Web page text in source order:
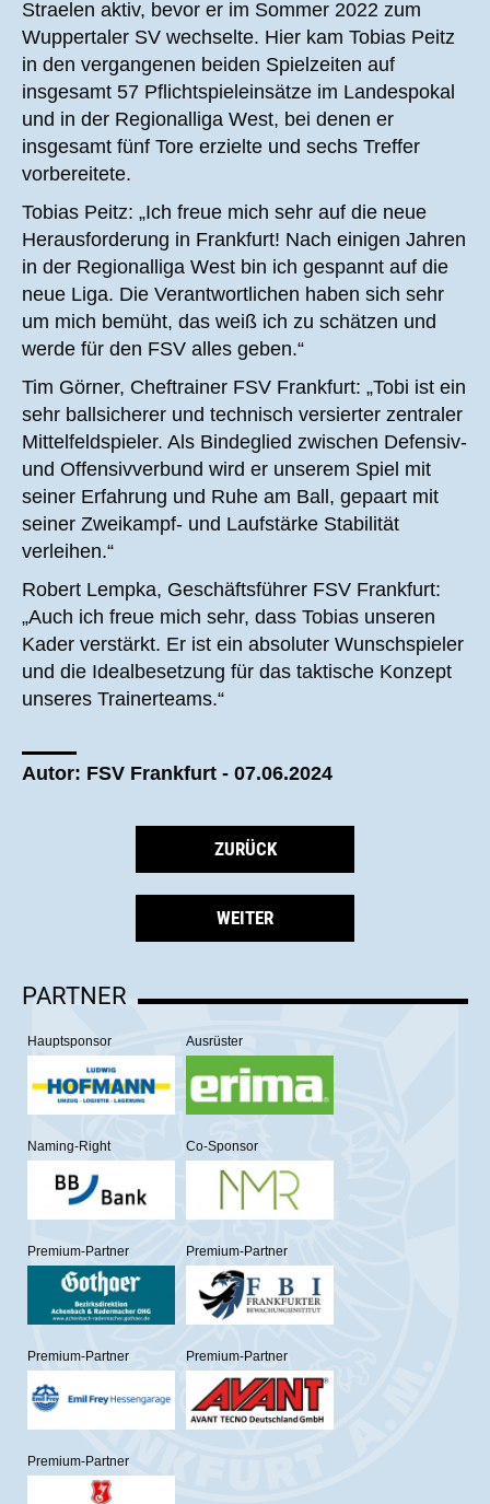
Straelen aktiv, bevor er im Sommer 2022 zum
Wuppertaler SV wechselte. Hier kam Tobias Peitz
in den vergangenen beiden Spielzeiten auf
insgesamt 57 Pflichtspieleinsätze im Landespokal
und in der Regionalliga West, bei denen er
insgesamt fünf Tore erzielte und sechs Treffer
vorbereitete.
Tobias Peitz: „Ich freue mich sehr auf die neue
Herausforderung in Frankfurt! Nach einigen Jahren
in der Regionalliga West bin ich gespannt auf die
neue Liga. Die Verantwortlichen haben sich sehr
um mich bemüht, das weiß ich zu schätzen und
werde für den FSV alles geben.“
Tim Görner, Cheftrainer FSV Frankfurt: „Tobi ist ein
sehr ballsicherer und technisch versierter zentraler
Mittelfeldspieler. Als Bindeglied zwischen Defensiv-
und Offensivverbund wird er unserem Spiel mit
seiner Erfahrung und Ruhe am Ball, gepaart mit
seiner Zweikampf- und Laufstärke Stabilität
verleihen.“
Robert Lempka, Geschäftsführer FSV Frankfurt:
„Auch ich freue mich sehr, dass Tobias unseren
Kader verstärkt. Er ist ein absoluter Wunschspieler
und die Idealbesetzung für das taktische Konzept
unseres Trainerteams.“
Autor: FSV Frankfurt - 07.06.2024
ZURÜCK
WEITER
PARTNER
Hauptsponsor Ausrüster
Naming-Right Co-Sponsor
Premium-Partner Premium-Partner
Premium-Partner Premium-Partner
Premium-Partner